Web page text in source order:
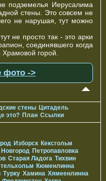
подземелья Иерусалима
стены. Это совсем не
не нарушая, тут можно
не просто так - это арки
соединявшего когда
Храмовой горой.
фото ->
стены Цитадель
это? План Ссылки
Изборск Кексгольм
Новгород Петропавловка
Старая Ладога Тихвин
Кюменлинна
Турку Хамина Хямеенлинна